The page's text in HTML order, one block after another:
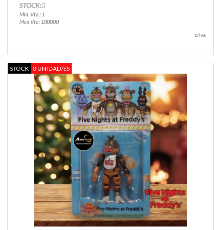
STOCK:0
Min. Vta.: 1
Max Vta: 100000
c/iva
STOCK 0 UNIDAD/ES